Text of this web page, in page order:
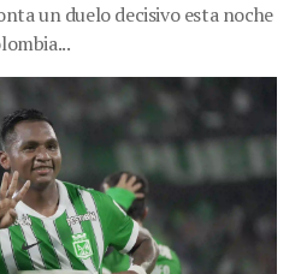
un duelo decisivo esta noche